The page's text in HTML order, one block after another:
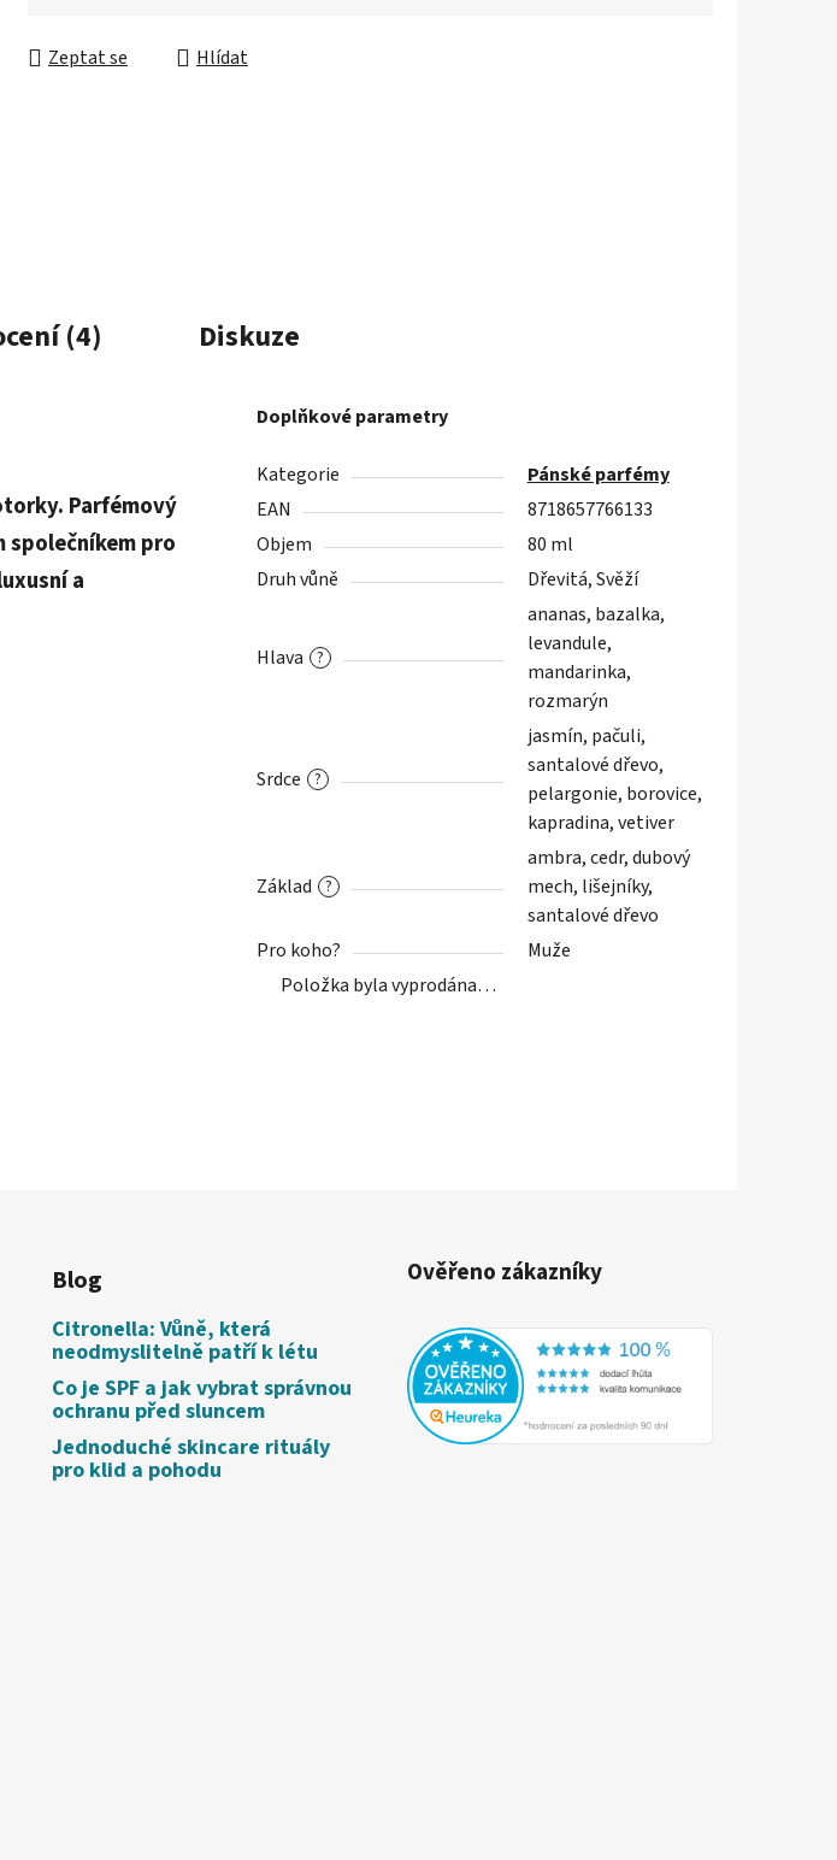
Zeptat se Hlídat
(4) Diskuze
Parfémový
pro
a
Doplňkové parametry
Kategorie
Pánské parfémy
EAN
8718657766133
Objem
80 ml
Druh vůně
Dřevitá, Svěží
?
Hlava
ananas, bazalka,
levandule,
mandarinka,
rozmarýn
?
Srdce
jasmín, pačuli,
santalové dřevo,
pelargonie, borovice,
kapradina, vetiver
?
Základ
ambra, cedr, dubový
mech, lišejníky,
santalové dřevo
Pro koho?
Muže
Položka byla vyprodána…
Blog
Citronella: Vůně, která
neodmyslitelně patří k létu
Co je SPF a jak vybrat správnou
ochranu před sluncem
Jednoduché skincare rituály
pro klid a pohodu
Ověřeno zákazníky